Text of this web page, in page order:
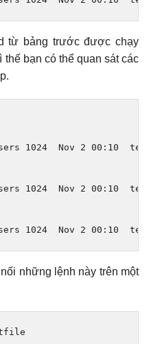
từ bảng trước được chạy
bạn có thể quan sát các
1024 Nov 2 00 : 10
1024 Nov 2 00 : 10
1024 Nov 2 00 : 10
những lệnh này trên một